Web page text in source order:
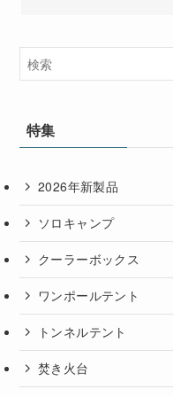
特集
2026年新製品
ソロキャンプ
クーラーボックス
ワンポールテント
トンネルテント
焚き火台